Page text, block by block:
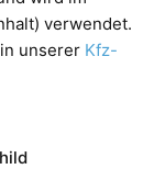
verwendet.
unserer Kfz-